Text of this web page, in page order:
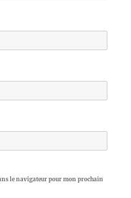
le navigateur pour mon prochain